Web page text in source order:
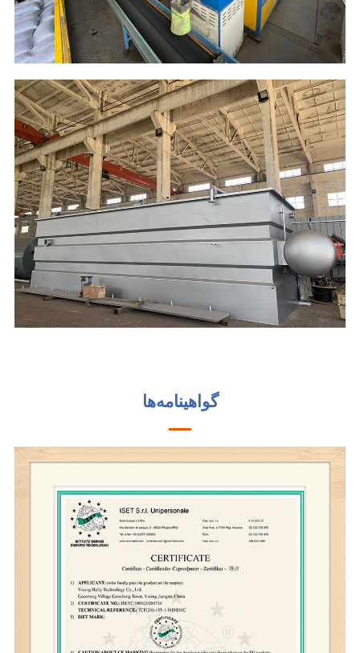
گواهینامه‌ها